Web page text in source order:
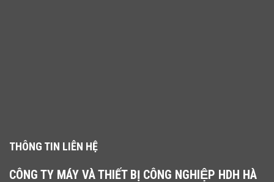
THÔNG TIN LIÊN HỆ
CÔNG TY MÁY VÀ THIẾT BỊ CÔNG NGHIỆP HDH HÀ